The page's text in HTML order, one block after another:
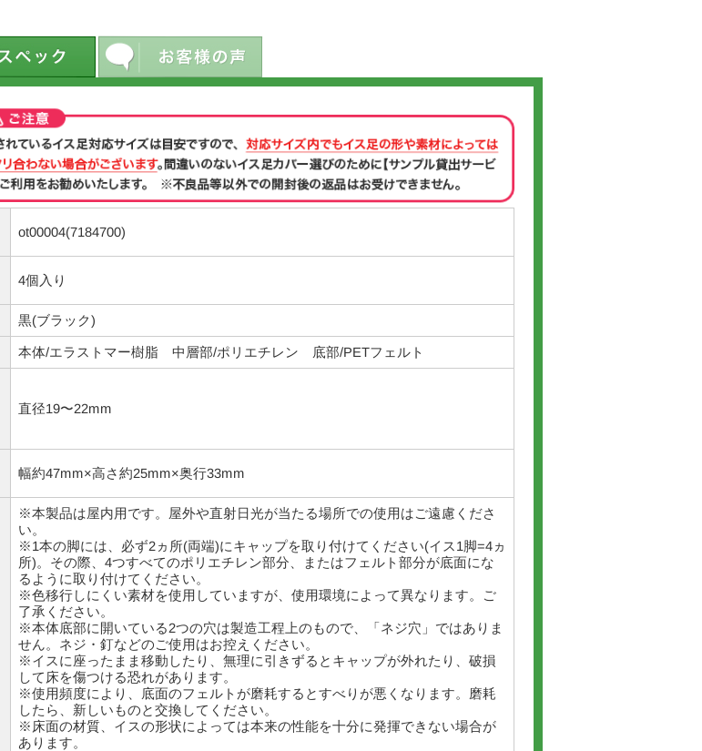
ot00004(7184700)
4個入り
黒(ブラック)
本体/エラストマー樹脂 中層部/ポリエチレン 底部/PETフェルト
直径19〜22mm
幅約47mm×高さ約25mm×奥行33mm
※本製品は屋内用です。屋外や直射日光が当たる場所での使用はご遠慮くださ
い。
※1本の脚には、必ず2ヵ所(両端)にキャップを取り付けてください(イス1脚=4ヵ
所)。その際、4つすべてのポリエチレン部分、またはフェルト部分が底面にな
るように取り付けてください。
※色移行しにくい素材を使用していますが、使用環境によって異なります。ご
了承ください。
※本体底部に開いている2つの穴は製造工程上のもので、「ネジ穴」ではありま
せん。ネジ・釘などのご使用はお控えください。
※イスに座ったまま移動したり、無理に引きずるとキャップが外れたり、破損
して床を傷つける恐れがあります。
※使用頻度により、底面のフェルトが磨耗するとすべりが悪くなります。磨耗
したら、新しいものと交換してください。
※床面の材質、イスの形状によっては本来の性能を十分に発揮できない場合が
あります。